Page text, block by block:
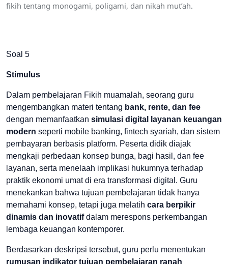
fikih tentang monogami, poligami, dan nikah mut’ah.
Soal 5
Stimulus
Dalam pembelajaran Fikih muamalah, seorang guru
mengembangkan materi tentang bank, rente, dan fee
dengan memanfaatkan simulasi digital layanan keuangan
modern seperti mobile banking, fintech syariah, dan sistem
pembayaran berbasis platform. Peserta didik diajak
mengkaji perbedaan konsep bunga, bagi hasil, dan fee
layanan, serta menelaah implikasi hukumnya terhadap
praktik ekonomi umat di era transformasi digital. Guru
menekankan bahwa tujuan pembelajaran tidak hanya
memahami konsep, tetapi juga melatih cara berpikir
dinamis dan inovatifdalam merespons perkembangan
lembaga keuangan kontemporer.
Berdasarkan deskripsi tersebut, guru perlu menentukan
rumusan indikator tujuan pembelajaran ranah